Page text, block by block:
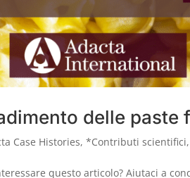
delle paste
Case Histories,*Contributi scientifici,
questo articolo? Aiutaci a